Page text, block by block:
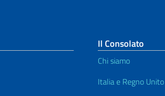
Il Consolato
Chi siamo
Italia e Regno Unito